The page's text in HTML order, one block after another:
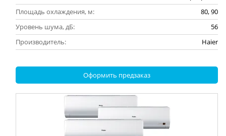
Площадь охлаждения, м:
80, 90
Уровень шума, дБ:
56
Производитель:
Haier
Оформить предзаказ